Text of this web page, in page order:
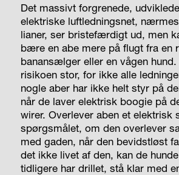
Det massivt forgrenede,
elektriske luftledningsnet,
lianer, ser bristefærdigt ud, men
bære en abe mere på flugt fra en
banansælger eller en vågen
risikoen stor, for ikke alle
nogle aber har ikke helt styr på
når de laver elektrisk boogie på
wirer. Overlever aben et elektrisk
spørgsmålet, om den overlever
med gaden, når den bevidstløst
det ikke livet af den, kan de
tidligere har drillet, stå klar med